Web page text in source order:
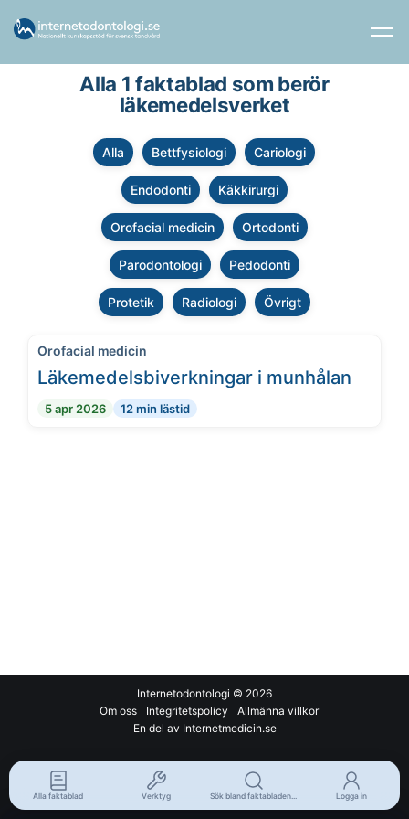
Alla 1 faktablad som berör
läkemedelsverket
Alla Bettfysiologi Cariologi
Endodonti Käkkirurgi
Orofacial medicin Ortodonti
Parodontologi Pedodonti
Protetik Radiologi Övrigt
Orofacial medicin
Läkemedelsbiverkningar i munhålan
5 apr 2026 12 min lästid
Internetodontologi © 2026
Om oss
Integritetspolicy
Allmänna villkor
En del av Internetmedicin.se
Alla faktablad Verktyg Sök bland faktabladen... Logga in